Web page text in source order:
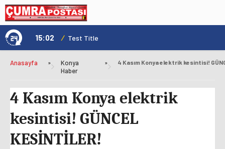
15:02 / Test Title
Anasayfa »
Konya
Haber
»
4 Kasım Konya elektrik
kesintisi! GÜNCEL
KESİNTİLER!